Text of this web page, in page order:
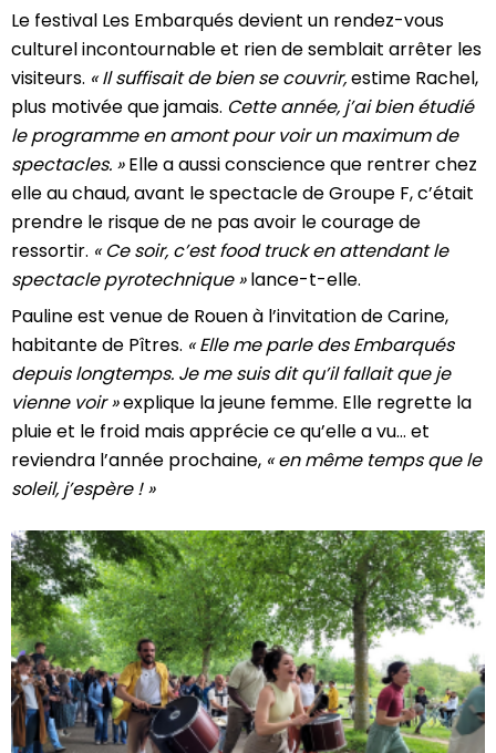
Le festival Les Embarqués devient un rendez-vous
culturel incontournable et rien de semblait arrêter les
visiteurs. « Il suffisait de bien se couvrir,estime Rachel,
plus motivée que jamais. Cette année, j’ai bien étudié
le programme en amont pour voir un maximum de
spectacles. »Elle a aussi conscience que rentrer chez
elle au chaud, avant le spectacle de Groupe F, c’était
prendre le risque de ne pas avoir le courage de
ressortir. « Ce soir, c’est food truck en attendant le
spectacle pyrotechnique »lance-t-elle.
Pauline est venue de Rouen à l’invitation de Carine,
habitante de Pîtres. « Elle me parle des Embarqués
depuis longtemps. Je me suis dit qu’il fallait que je
vienne voir »explique la jeune femme. Elle regrette la
pluie et le froid mais apprécie ce qu’elle a vu… et
reviendra l’année prochaine, « en même temps que le
soleil, j’espère ! »